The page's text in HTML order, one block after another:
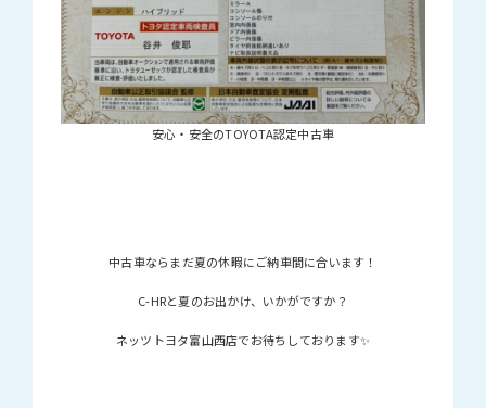
安心・安全のTOYOTA認定中古車
中古車ならまだ夏の休暇にご納車間に合います！
C-HRと夏のお出かけ、いかがですか？
ネッツトヨタ富山西店でお待ちしております✨